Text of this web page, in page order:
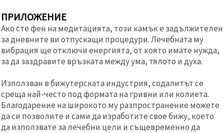
ПРИЛОЖЕНИЕ
Ако сте фен на медитацията, този камък е задължителен
за дневните ви отпускащи процедури. Лечебната му
вибрация ще отключи енергията, от която имате нужда,
за да заздравите връзката между ума, тялото и духа.
Използван в бижутерската индустрия, содалитът се
среща най-често под формата на гривни или колиета.
Благодарение на широкото му разпространение можете
да си позволите и сами да изработите свое бижу, което
да използвате за лечебни цели и същевременно да